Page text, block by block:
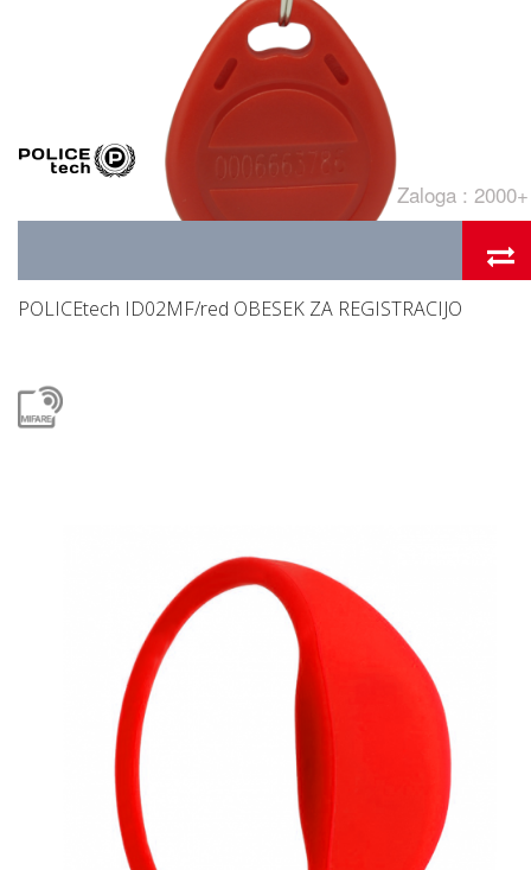
Zaloga : 2000+
POLICEtech ID02MF/red OBESEK ZA REGISTRACIJO